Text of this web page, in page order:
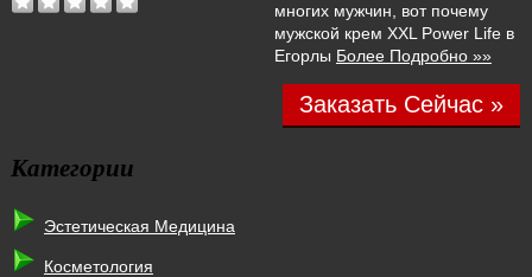
многих мужчин, вот почему
мужской крем XXL Power Life в
Егорлы Более Подробно »»
Заказать Сейчас »
Категории
Эстетическая Медицина
Косметология